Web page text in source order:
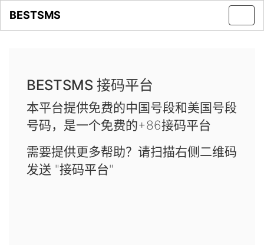
BESTSMS
BESTSMS 接码平台
本平台提供免费的中国号段和美国号段
号码，是一个免费的+86接码平台
需要提供更多帮助？请扫描右侧二维码
发送 "接码平台"